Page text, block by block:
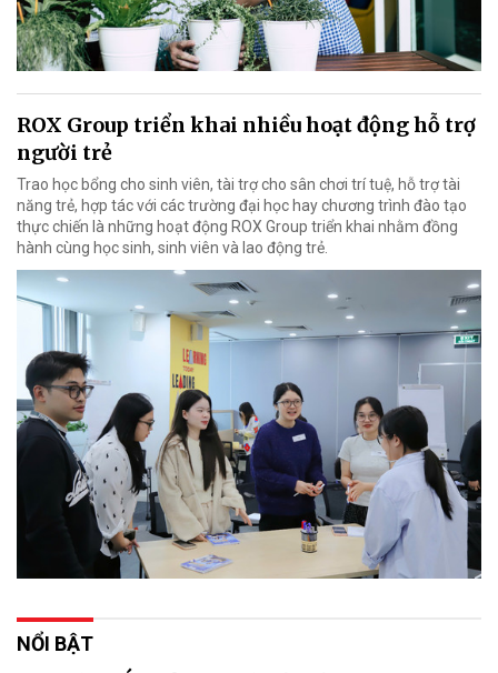
ROX Group triển khai nhiều hoạt động hỗ trợ
người trẻ
Trao học bổng cho sinh viên, tài trợ cho sân chơi trí tuệ, hỗ trợ tài
năng trẻ, hợp tác với các trường đại học hay chương trình đào tạo
thực chiến là những hoạt động ROX Group triển khai nhằm đồng
hành cùng học sinh, sinh viên và lao động trẻ.
NỔI BẬT